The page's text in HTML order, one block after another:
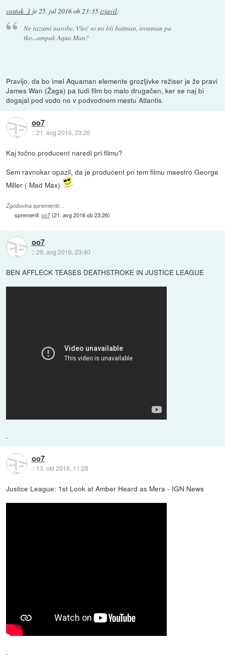
vostok_1 je25. jul 2016 ob 23:35izjavil:
Ne razumi narobe. Všeč so mi bli batman, ironman pa
tko...ampak Aqua Man?
Pravijo, da bo imel Aquaman elemente grozljivke režiser je že pravi
James Wan (Žaga) pa tudi film bo malo drugačen, ker se naj bi
dogajal pod vodo no v podvodnem mestu Atlantis.
oo7
::21. avg 2016, 23:26
Kaj točno producent naredi pri filmu?
Sem ravnokar opazil, da je producent pri tem filmu maestro George
Miller ( Mad Max)
Zgodovina sprememb…
spremenil:oo7(21. avg 2016 ob 23:26)
oo7
::29. avg 2016, 23:40
BEN AFFLECK TEASES DEATHSTROKE IN JUSTICE LEAGUE
.
oo7
:: 13. okt 2016, 11:28
Justice League: 1st Look at Amber Heard as Mera - IGN News
.